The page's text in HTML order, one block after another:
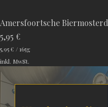
Amersfoortsche Biermosterd
Preis
5,95 €
5,95 € /165g
,
9
5
inkl. MwSt.